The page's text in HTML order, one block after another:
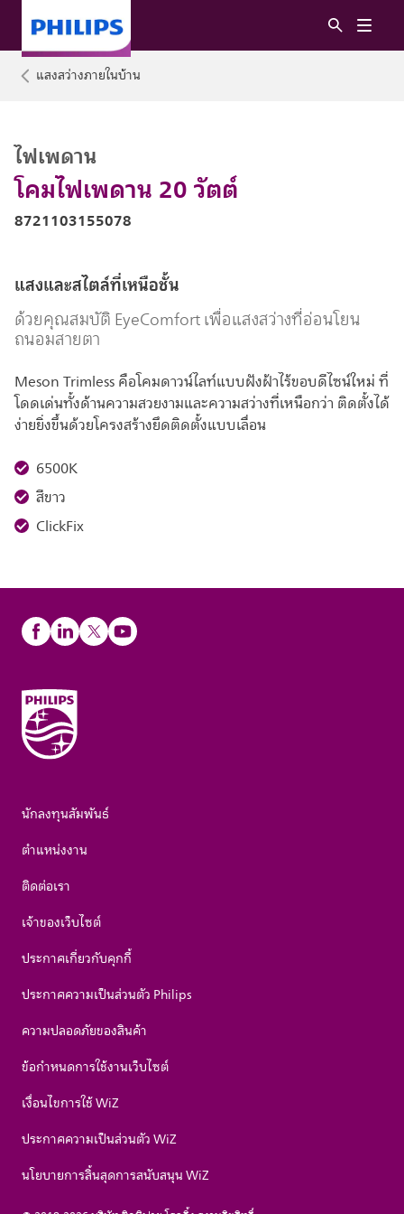
แสงสว่างภายในบ้าน
โคมไฟเพดาน 20 วัตต์
ไฟเพดาน
8721103155078
แสงและสไตล์ที่เหนือชั้น
ด้วยคุณสมบัติ EyeComfort เพื่อแสงสว่างที่อ่อนโยน
ถนอมสายตา
Meson Trimless คือโคมดาวน์ไลท์แบบฝังฝ้าไร้ขอบดีไซน์ใหม่ ที่
โดดเด่นทั้งด้านความสวยงามและความสว่างที่เหนือกว่า ติดตั้งได้
ง่ายยิ่งขึ้นด้วยโครงสร้างยึดติดตั้งแบบเลื่อน
6500K
สีขาว
ClickFix
นักลงทุนสัมพันธ์
ตำแหน่งงาน
ติดต่อเรา
เจ้าของเว็บไซต์
ประกาศเกี่ยวกับคุกกี้
ประกาศความเป็นส่วนตัว Philips
ความปลอดภัยของสินค้า
ข้อกำหนดการใช้งานเว็บไซต์
เงื่อนไขการใช้ WiZ
ประกาศความเป็นส่วนตัว WiZ
นโยบายการสิ้นสุดการสนับสนุน WiZ